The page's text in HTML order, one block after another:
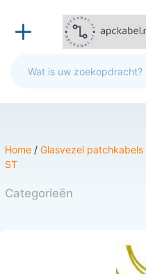
Home / Glasvezel patchkabels
ST
Categorieën